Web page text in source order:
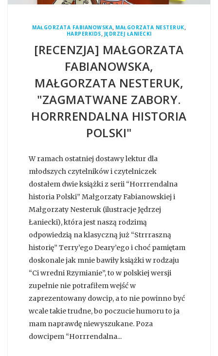
MAŁGORZATA FABIANOWSKA, MAŁGORZATA NESTERUK,
HARPERKIDS, JĘDRZEJ ŁANIECKI
[RECENZJA] MAŁGORZATA
FABIANOWSKA,
MAŁGORZATA NESTERUK,
"ZAGMATWANE ZABORY.
HORRRENDALNA HISTORIA
POLSKI"
W ramach ostatniej dostawy lektur dla
młodszych czytelników i czytelniczek
dostałem dwie książki z serii “Horrrendalna
historia Polski” Małgorzaty Fabianowskiej i
Małgorzaty Nesteruk (ilustracje Jędrzej
Łaniecki), która jest naszą rodzimą
odpowiedzią na klasyczną już “Strrraszną
historię” Terry’ego Deary’ego i choć pamiętam
doskonale jak mnie bawiły książki w rodzaju
“Ci wredni Rzymianie”, to w polskiej wersji
zupełnie nie potrafiłem wejść w
zaprezentowany dowcip, a to nie powinno być
wcale takie trudne, bo poczucie humoru to ja
mam naprawdę niewyszukane. Poza
dowcipem “Horrrendalna...